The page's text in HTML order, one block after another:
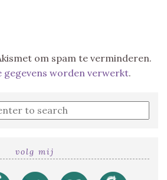
om spam te verminderen.
gegevens worden verwerkt.
volg mij